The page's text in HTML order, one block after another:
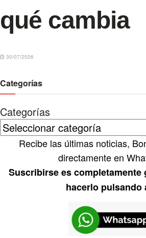
qué cambia
30/07/2026
Categorías
Categorías
Recibe las últimas noticias,
directamente en
Suscribirse es completamente
hacerlo pulsando